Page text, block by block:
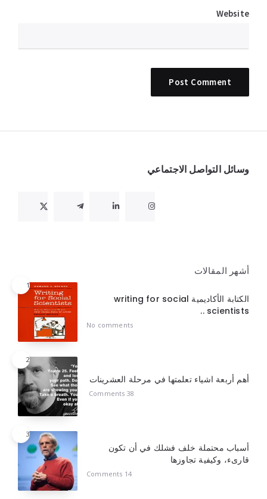
Website
Widgets
وسائل التواصل الاجتماعي
أشهر المقالات
1
الكتابة الأكاديمية writing for social
scientists ..
No comments
2
أهم أربعة اشياء تعلمتها في مرحلة العشرينات
38 Comments
3
أسباب محتملة خلف فشلك في أن تكون
قارىء، وكيفية تجاوزها
14 Comments